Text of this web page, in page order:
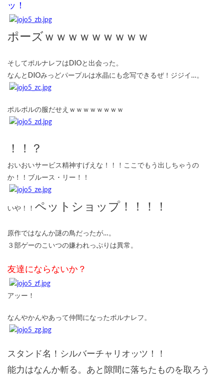
ッ！
ポーズｗｗｗｗｗｗｗｗｗ
そしてポルナレフはDIOと出会った。
なんとDIOみっどパープルは水晶にも念写できるぜ！ジジイ…。
ポルポルの服だせえｗｗｗｗｗｗｗｗ
！！？
おいおいサービス精神すげえな！！！ここでもう出しちゃうの
か！！ブルース・リー！！
いや！！ ペットショップ！！！！
原作ではなんか謎の鳥だったが…。
３部ゲーのこいつの嫌われっぷりは異常。
友達にならないか？
アッー！
なんやかんやあって仲間になったポルナレフ。
スタンド名！シルバーチャリオッツ！！
能力はなんか斬る。あと隙間に落ちたものを取ろう